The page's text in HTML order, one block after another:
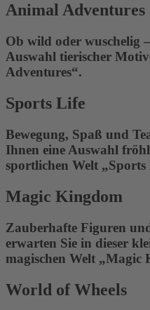
Animal Adventures
Ob wild oder wuschelig
Auswahl tierischer
Adventures“.
Sports Life
Bewegung, Spaß und
Ihnen eine Auswahl
sportlichen Welt „Sports
Magic Kingdom
Zauberhafte Figuren
erwarten Sie in dieser
magischen Welt „Magic
World of Wheels